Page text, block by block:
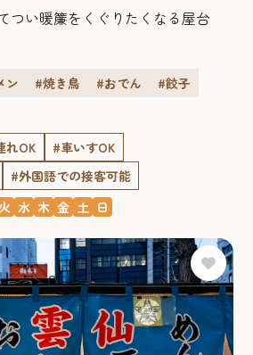
つい暖簾をくぐりたくなる屋台
ン #焼き鳥 #おでん
#餃子
れOK
#車いすOK
#外国語での接客可能
水 木 金 土 日